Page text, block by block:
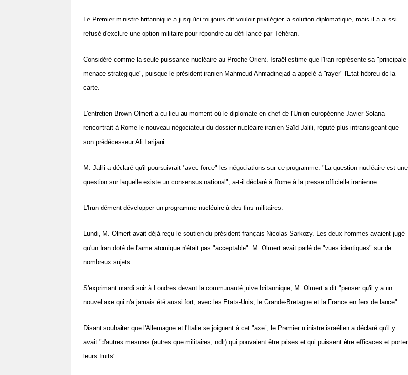
Le Premier ministre britannique a jusqu'ici toujours dit vouloir privilégier la solution diplomatique, mais il a aussi
refusé d'exclure une option militaire pour répondre au défi lancé par Téhéran.
Considéré comme la seule puissance nucléaire au Proche-Orient, Israël estime que l'Iran représente sa "principale
menace stratégique", puisque le président iranien Mahmoud Ahmadinejad a appelé à "rayer" l'Etat hébreu de la
carte.
L'entretien Brown-Olmert a eu lieu au moment où le diplomate en chef de l'Union européenne Javier Solana
rencontrait à Rome le nouveau négociateur du dossier nucléaire iranien Saïd Jalili, réputé plus intransigeant que
son prédécesseur Ali Larijani.
M. Jalili a déclaré qu'il poursuivrait "avec force" les négociations sur ce programme. "La question nucléaire est une
question sur laquelle existe un consensus national", a-t-il déclaré à Rome à la presse officielle iranienne.
L'Iran dément développer un programme nucléaire à des fins militaires.
Lundi, M. Olmert avait déjà reçu le soutien du président français Nicolas Sarkozy. Les deux hommes avaient jugé
qu'un Iran doté de l'arme atomique n'était pas "acceptable". M. Olmert avait parlé de "vues identiques" sur de
nombreux sujets.
S'exprimant mardi soir à Londres devant la communauté juive britannique, M. Olmert a dit "penser qu'il y a un
nouvel axe qui n'a jamais été aussi fort, avec les Etats-Unis, le Grande-Bretagne et la France en fers de lance".
Disant souhaiter que l'Allemagne et l'Italie se joignent à cet "axe", le Premier ministre israélien a déclaré qu'il y
avait "d'autres mesures (autres que militaires, ndlr) qui pouvaient être prises et qui puissent être efficaces et porter
leurs fruits".